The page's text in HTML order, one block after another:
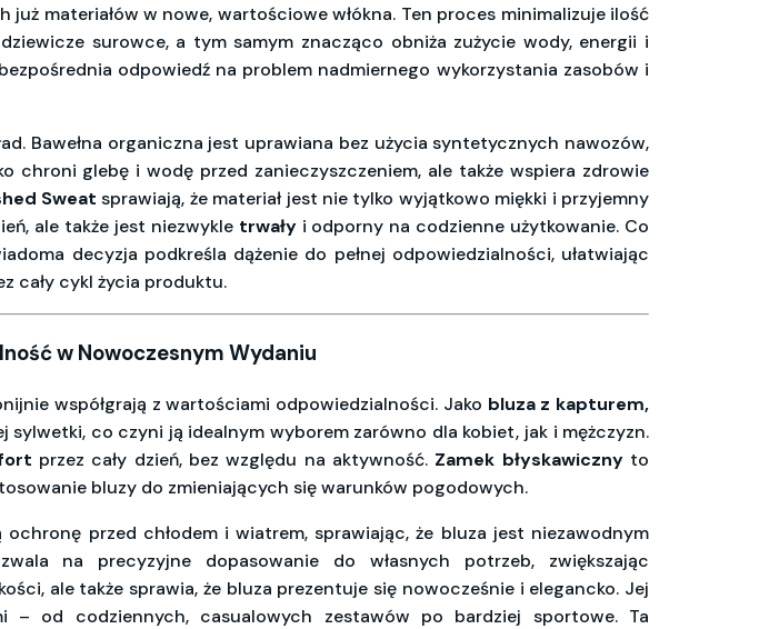
materiałów w nowe, wartościowe włókna. Ten proces minimalizuje ilość
surowce, a tym samym znacząco obniża zużycie wody, energii i
odpowiedź na problem nadmiernego wykorzystania zasobów i
Bawełna organiczna jest uprawiana bez użycia syntetycznych nawozów,
glebę i wodę przed zanieczyszczeniem, ale także wspiera zdrowie
Sweat sprawiają, że materiał jest nie tylko wyjątkowo miękki i przyjemny
ale także jest niezwykle trwałyi odporny na codzienne użytkowanie. Co
decyzja podkreśla dążenie do pełnej odpowiedzialności, ułatwiając
cały cykl życia produktu.
w Nowoczesnym Wydaniu
współgrają z wartościami odpowiedzialności. Jako bluza z kapturem,
sylwetki, co czyni ją idealnym wyborem zarówno dla kobiet, jak i mężczyzn.
przez cały dzień, bez względu na aktywność. Zamek błyskawicznyto
bluzy do zmieniających się warunków pogodowych.
ochronę przed chłodem i wiatrem, sprawiając, że bluza jest niezawodnym
na precyzyjne dopasowanie do własnych potrzeb, zwiększając
ale także sprawia, że bluza prezentuje się nowocześnie i elegancko. Jej
– od codziennych, casualowych zestawów po bardziej sportowe. Ta